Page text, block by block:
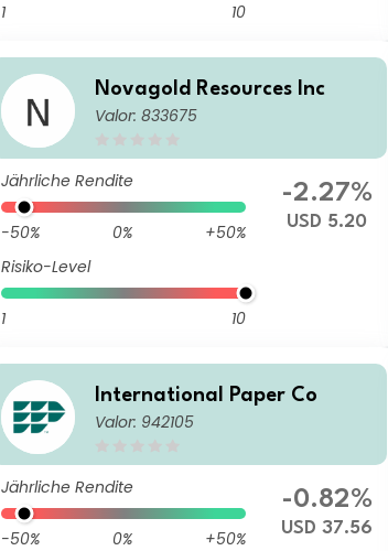
1 10
Novagold Resources Inc
Valor: 833675
Jährliche Rendite
-50% 0%
+50%
Risiko-Level
1 10
-2.27%
USD 5.20
International Paper Co
Valor: 942105
Jährliche Rendite
-50% 0%
+50%
-0.82%
USD 37.56